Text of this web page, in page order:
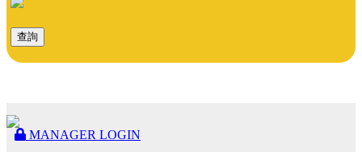
查詢
MANAGER LOGIN